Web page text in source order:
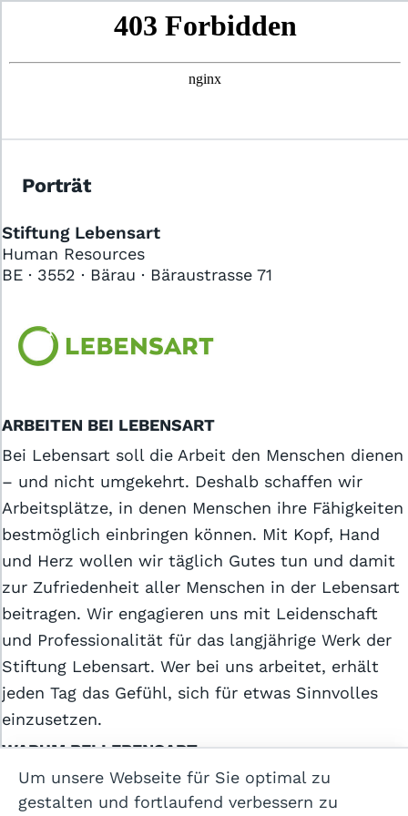
Gesundheitsberufe.
Porträt
Stiftung Lebensart
Human Resources
BE · 3552 · Bärau · Bäraustrasse 71
ARBEITEN BEI LEBENSART
Bei Lebensart soll die Arbeit den Menschen dienen
– und nicht umgekehrt. Deshalb schaffen wir
Arbeitsplätze, in denen Menschen ihre Fähigkeiten
bestmöglich einbringen können. Mit Kopf, Hand
und Herz wollen wir täglich Gutes tun und damit
zur Zufriedenheit aller Menschen in der Lebensart
beitragen. Wir engagieren uns mit Leidenschaft
und Professionalität für das langjährige Werk der
Stiftung Lebensart. Wer bei uns arbeitet, erhält
jeden Tag das Gefühl, sich für etwas Sinnvolles
einzusetzen.
WARUM BEI LEBENSART
Unsere Arbeitsangebote sind äusserst vielseitig.
Von der Pflege über Betreuung, von der
Für Stellensuchende
Partner von
Allgemeine Geschäftsbedingungen
Cookie-Einstellungen
Impressum
Hilfe
Um unsere Webseite für Sie optimal zu
gestalten und fortlaufend verbessern zu